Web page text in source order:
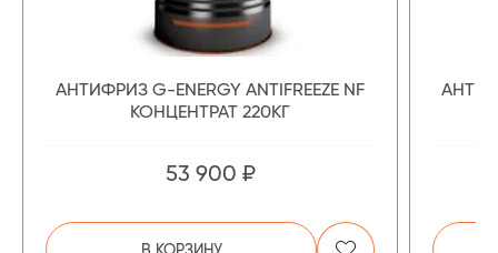
АНТИФРИЗ G-ENERGY ANTIFREEZE NF
КОНЦЕНТРАТ 220КГ
53 900 ₽